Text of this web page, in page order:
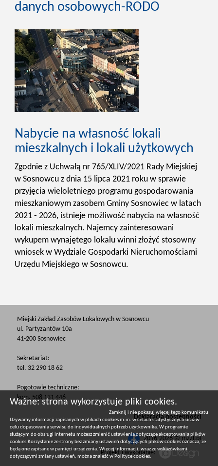
danych osobowych-RODO
Nabycie na własność lokali
mieszkalnych i lokali użytkowych
Zgodnie z Uchwałą nr 765/XLIV/2021 Rady Miejskiej
w Sosnowcu z dnia 15 lipca 2021 roku w sprawie
przyjęcia wieloletniego programu gospodarowania
mieszkaniowym zasobem Gminy Sosnowiec w latach
2021 - 2026, istnieje możliwość nabycia na własność
lokali mieszkalnych. Najemcy zainteresowani
wykupem wynajętego lokalu winni złożyć stosowny
wniosek w Wydziale Gospodarki Nieruchomościami
Urzędu Miejskiego w Sosnowcu.
Miejski Zakład Zasobów Lokalowych w Sosnowcu
ul. Partyzantów 10a
41-200 Sosnowiec
Sekretariat:
tel. 32 290 18 62
Pogotowie techniczne:
kom. 508 131 446
Deklaracja dostępności
2016-2026 © mzzl.pl
Projekt i wykonanie:
Ważne: strona wykorzystuje pliki cookies.
Zamknij i nie pokazuj więcej tego komunikatu
Używamy informacji zapisanych w plikach cookies m.in. w celach statystycznych oraz w
celu dopasowania serwisu do indywidualnych potrzeb użytkownika. W programie
służącym do obsługi internetu możesz zmienić ustawienia dotyczące akceptowania plików
cookies.Korzystanie ze strony bez zmiany ustawień dotyczących plików cookies oznacza, że
będą one zapisane w pamięci urządzenia. Więcej informacji, wraz ze wskazówkami
dotyczącymi zmiany ustawień, można znaleźć w Polityce cookies.